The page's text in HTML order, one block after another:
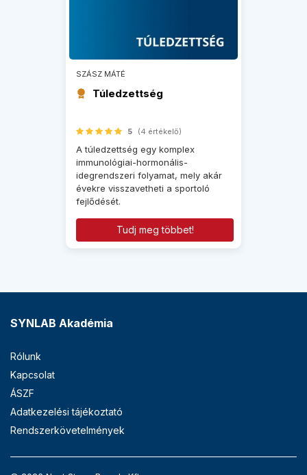
SZÁSZ MÁTÉ
Túledzettség
5 (4 értékelő)
A túledzettség egy komplex
immunológiai-hormonális-
idegrendszeri folyamat, mely akár
évekre visszavetheti a sportoló
fejlődését.
Tudj meg többet!
SYNLAB Akadémia
Rólunk
Kapcsolat
ÁSZF
Adatkezelési tájékoztató
Rendszerkövetelmények